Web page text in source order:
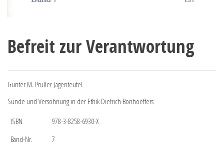
Befreit zur Verantwortung
Gunter M. Prüller-Jagenteufel
Sünde und Versöhnung in der Ethik Dietrich Bonhoeffers
ISBN
978-3-8258-6930-X
Band-Nr.
7